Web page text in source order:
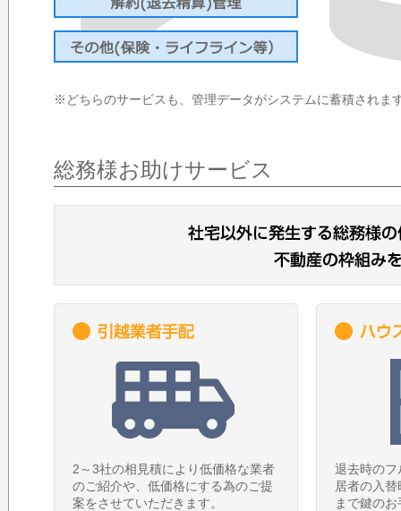
※どちらのサービスも、管理データがシステムに蓄積されま
総務様お助けサービス
2～3社の相見積により低価格な業者
のご紹介や、低価格にする為のご提
案をさせていただきます。
退去時のフ
居者の入
まで鍵の